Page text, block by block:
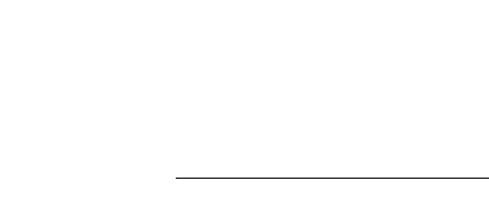
Kurbelsatz: PROWHEEL VORTEX-
Innenlager: Shimano BB-SM-BB52,